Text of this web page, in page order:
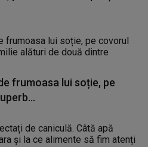
frumoasa lui soție, pe